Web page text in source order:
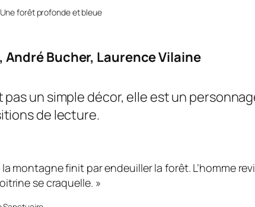
Une forêt profonde et bleue
André Bucher, Laurence Vilaine
pas un simple décor, elle est un
de lecture.
la montagne finit par endeuiller la forêt. L’homme
se craquelle. »